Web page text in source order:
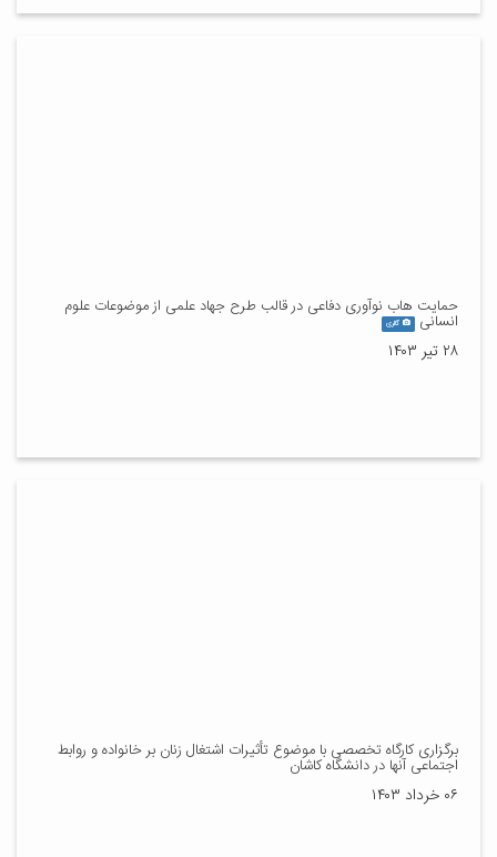
حمایت هاب نوآوری دفاعی در قالب طرح جهاد علمی از موضوعات علوم
انسانی گالری
۲۸ تیر ۱۴۰۳
برگزاری کارگاه تخصصی با موضوع تأثیرات اشتغال زنان بر خانواده و روابط
اجتماعی آنها در دانشگاه کاشان
۰۶ خرداد ۱۴۰۳